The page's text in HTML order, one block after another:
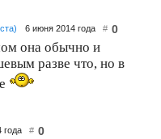
6 июня 2014 года # 0
она обычно и
разве что, но в
года # 0